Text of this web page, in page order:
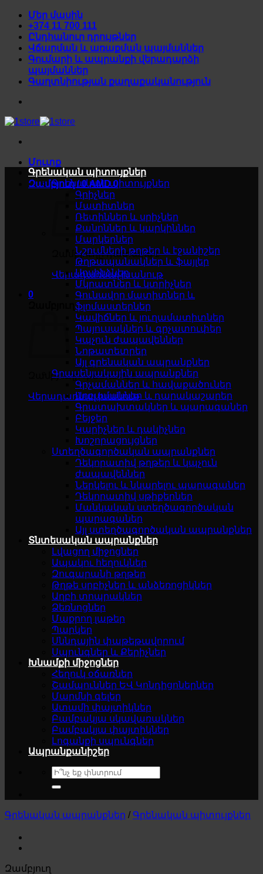
Skip
content
Մեր մասին
+374 11 700 111
Ընդհանուր դրույթներ
Վճարման և առաքման պայմաններ
Գումարի և ապրանքի վերադարձի
պայմաններ
Գաղտնիության քաղաքականություն
Մուտք
Զամբյուղ /0AMD 0
Զամբյուղը դատարկ է
Վերադառնալ խանութ
0
Զամբյուղը դատարկ է
Վերադառնալ խանութ
Գրենական պիտույքներ
Գրենական պիտույքներ
Գրիչներ
Մատիտներ
Ռետիններ և սրիչներ
Քանոններ և կարկիններ
Մարկերներ
Նշումների թղթեր և էջանիշեր
Թղթապանակներ և ֆայլեր
Սոսինձներ
Մկրատներ և կտրիչներ
Գունավոր մատիտներ և
ֆլոմաստերներ
Կավիճներ և յուղամատիտներ
Պայուսակներ և գրչատուփեր
Կպչուն ժապավեններ
Նոթատետրեր
Այլ գրենական ապրանքներ
Գրասենյակային ապրանքներ
Գրչամաններ և հավաքածուներ
Աղբամաններ և դարակաշարեր
Գրատախտակներ և պարագաներ
Բեյջեր
Կարիչներ և դակիչներ
Խոշորացույցներ
Ստեղծագործական ապրանքներ
Դեկորատիվ թղթեր և կպչուն
ժապավեններ
Ներկելու և նկարելու պարագաներ
Դեկորատիվ սթիքերներ
Մանկական ստեղծագործական
պարագաներ
Այլ ստեղծագործական ապրանքներ
Տնտեսական ապրանքներ
Լվացող միջոցներ
Ապակու հեղուկներ
Զուգարանի թղթեր
Թղթե սրբիչներ և անձեռոցիկներ
Աղբի տոպրակներ
Ձեռնոցներ
Մաքրող լաթեր
Պարկեր
Սննդային փաթեթավորում
Սպունգներ և Քերիչներ
Խնամքի միջոցներ
Հեղուկ օճառներ
Շամպուններ ԵՎ Կոնդիցոներներ
Մարմնի գելեր
Ատամի փայտիկներ
Բամբակյա սկավառակներ
Բամբակյա փայտիկներ
Լոգանքի սպունգներ
Ապրանքանիշեր
Search
for:
Գրենական ապրանքներ / Գրենական պիտույքներ
Զամբյուղ